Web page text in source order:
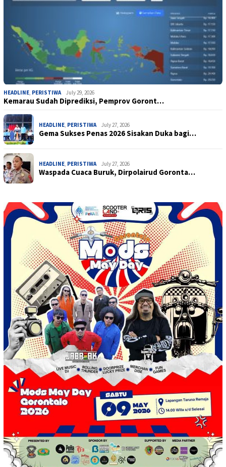
HEADLINE PERISTIWA July 29, 2026
Kemarau Sudah Diprediksi, Pemprov Goront…
HEADLINE PERISTIWA July 27, 2026
Gema Sukses Penas 2026 Sisakan Duka bagi…
HEADLINE PERISTIWA July 27, 2026
Waspada Cuaca Buruk, Dirpolairud Goronta…